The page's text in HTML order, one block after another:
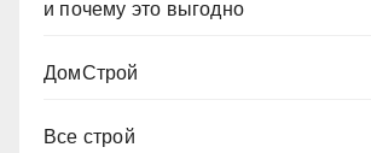
и почему это выгодно
ДомСтрой
Все строй